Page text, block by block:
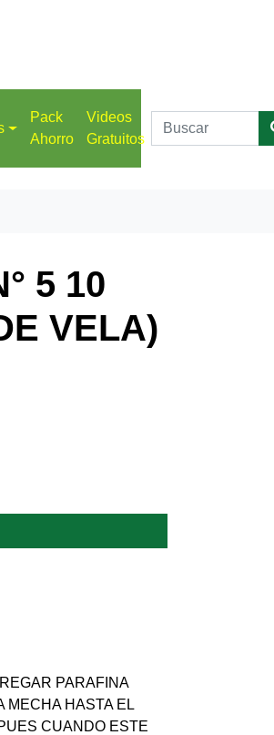
Pack
Ahorro
Videos
Gratuitos
5 10
VELA)
PARAFINA
MECHA HASTA EL
CUANDO ESTE